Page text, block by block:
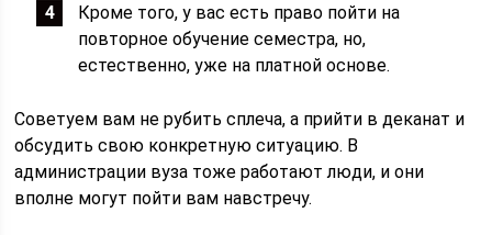
Кроме того, у вас есть право пойти на
повторное обучение семестра, но,
естественно, уже на платной основе.
Советуем вам не рубить сплеча, а прийти в деканат и
обсудить свою конкретную ситуацию. В
администрации вуза тоже работают люди, и они
вполне могут пойти вам навстречу.